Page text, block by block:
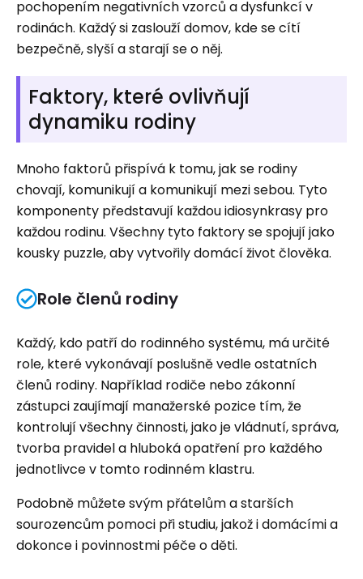
pochopením negativních vzorců a dysfunkcí v
rodinách. Každý si zaslouží domov, kde se cítí
bezpečně, slyší a starají se o něj.
Faktory, které ovlivňují
dynamiku rodiny
Mnoho faktorů přispívá k tomu, jak se rodiny
chovají, komunikují a komunikují mezi sebou. Tyto
komponenty představují každou idiosynkrasy pro
každou rodinu. Všechny tyto faktory se spojují jako
kousky puzzle, aby vytvořily domácí život člověka.
Role členů rodiny
Každý, kdo patří do rodinného systému, má určité
role, které vykonávají poslušně vedle ostatních
členů rodiny. Například rodiče nebo zákonní
zástupci zaujímají manažerské pozice tím, že
kontrolují všechny činnosti, jako je vládnutí, správa,
tvorba pravidel a hluboká opatření pro každého
jednotlivce v tomto rodinném klastru.
Podobně můžete svým přátelům a starších
sourozencům pomoci při studiu, jakož i domácími a
dokonce i povinnostmi péče o děti.